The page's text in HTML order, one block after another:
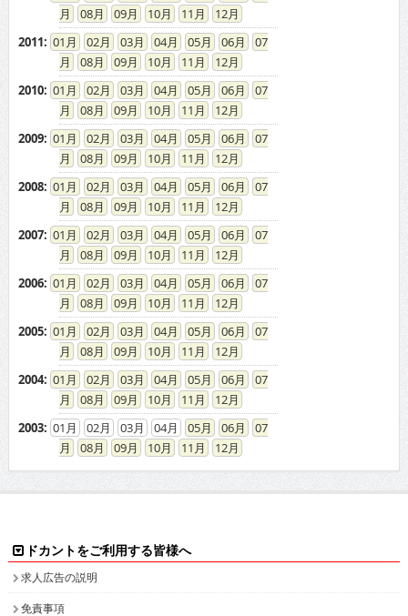
08
09 10 11
12
2011: 01 02 03 04 05 06
07
08
09 10 11
12
2010: 01 02 03 04 05 06
07
08
09 10 11
12
2009: 01 02 03 04 05 06
07
08
09 10 11
12
2008: 01 02 03 04 05 06
07
08
09 10 11
12
2007: 01 02 03 04 05 06
07
08
09 10 11
12
2006: 01 02 03 04 05 06
07
08
09 10 11
12
2005: 01 02 03 04 05 06
07
08
09 10 11
12
2004: 01 02 03 04 05 06
07
08
09 10 11
12
2003: 01 02 03 04 05 06
07
08
09 10 11 12
ドカントをご利用する皆様へ
求人広告の説明
免責事項